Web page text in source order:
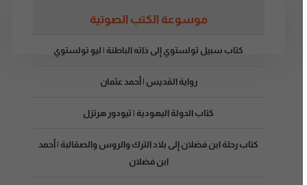
موسوعة الكتب الصوتية
كتاب سبيل تولستوي إلى ذاته الباطنة | ليو تولستوي
رواية القديس | أحمد عثمان
كتاب الدولة اليهودية | تيودور هرتزل
كتاب رحلة ابن فضلان إلى بلاد الترك والروس والصقالبة | أحمد
ابن فضلان